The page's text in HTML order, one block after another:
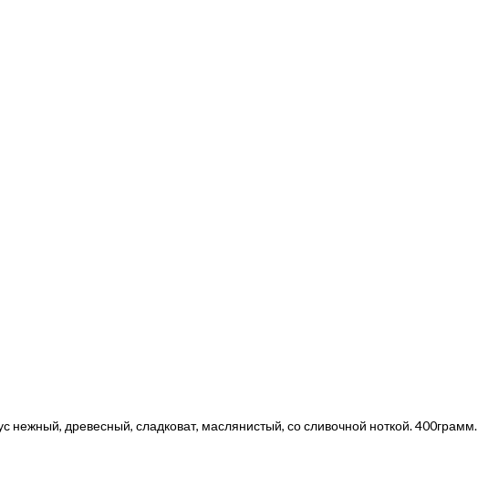
древесный, сладковат, маслянистый, со сливочной ноткой. 400грамм.